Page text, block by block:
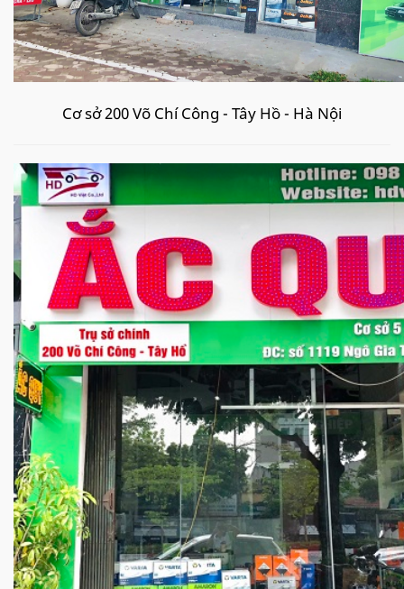
Cơ sở 200 Võ Chí Công - Tây Hồ - Hà Nội